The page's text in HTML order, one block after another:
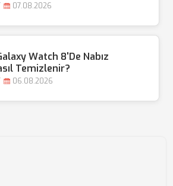
07.08.2026
Watch 8'de Nabız
Temizlenir?
06.08.2026